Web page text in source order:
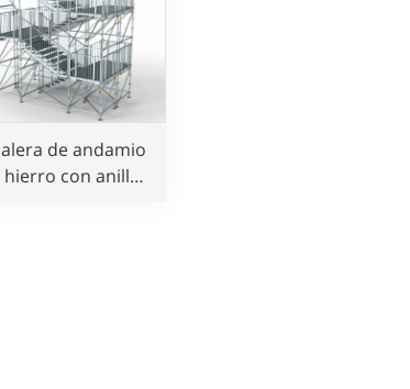
de andamio
hierro con anilla